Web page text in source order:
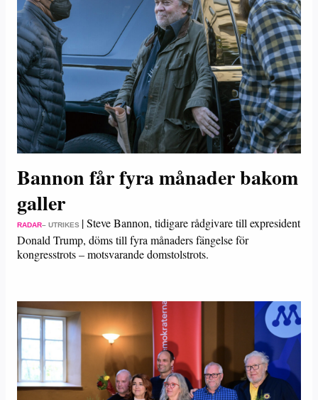
Bannon får fyra månader bakom
galler
RADAR– UTRIKES |Steve Bannon, tidigare rådgivare till expresident
Donald Trump, döms till fyra månaders fängelse för
kongresstrots – motsvarande domstolstrots.